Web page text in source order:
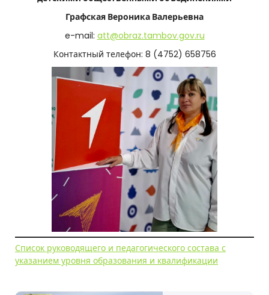
Графская Вероника Валерьевна
e-mail: att@obraz.tambov.gov.ru
Контактный телефон: 8 (4752) 658756
Список руководящего и педагогического состава с
указанием уровня образования и квалификации